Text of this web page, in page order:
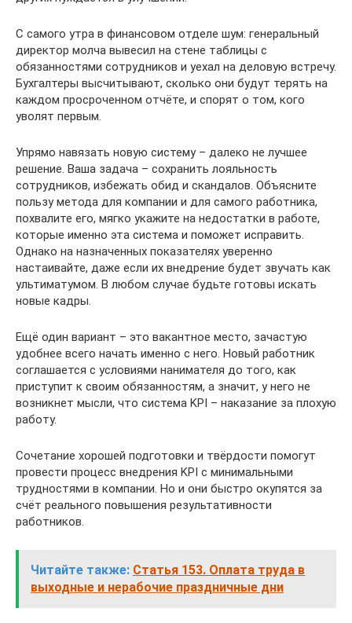
С самого утра в финансовом отделе шум: генеральный
директор молча вывесил на стене таблицы с
обязанностями сотрудников и уехал на деловую встречу.
Бухгалтеры высчитывают, сколько они будут терять на
каждом просроченном отчёте, и спорят о том, кого
уволят первым.
Упрямо навязать новую систему – далеко не лучшее
решение. Ваша задача – сохранить лояльность
сотрудников, избежать обид и скандалов. Объясните
пользу метода для компании и для самого работника,
похвалите его, мягко укажите на недостатки в работе,
которые именно эта система и поможет исправить.
Однако на назначенных показателях уверенно
настаивайте, даже если их внедрение будет звучать как
ультиматумом. В любом случае будьте готовы искать
новые кадры.
Ещё один вариант – это вакантное место, зачастую
удобнее всего начать именно с него. Новый работник
соглашается с условиями нанимателя до того, как
приступит к своим обязанностям, а значит, у него не
возникнет мысли, что система KPI – наказание за плохую
работу.
Сочетание хорошей подготовки и твёрдости помогут
провести процесс внедрения KPI с минимальными
трудностями в компании. Но и они быстро окупятся за
счёт реального повышения результативности
работников.
Читайте также: Статья 153. Оплата труда в
выходные и нерабочие праздничные дни